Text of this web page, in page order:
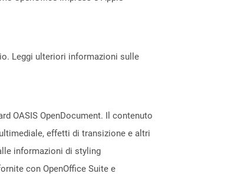
Leggi ulteriori informazioni sulle
OASIS OpenDocument. Il contenuto
effetti di transizione e altri
informazioni di styling
con OpenOffice Suite e